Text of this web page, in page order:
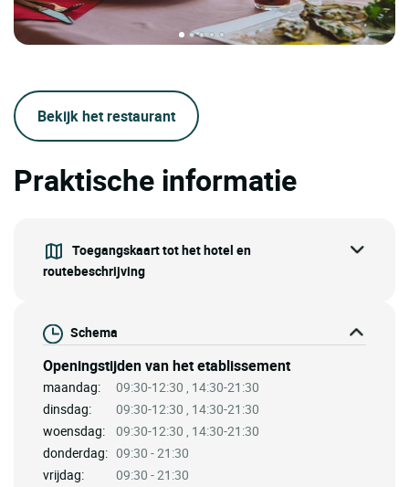
Bekijk het restaurant
Praktische informatie
Toegangskaart tot het hotel en
routebeschrijving
Schema
Openingstijden van het etablissement
maandag:
09:30-12:30 , 14:30-21:30
dinsdag:
09:30-12:30 , 14:30-21:30
woensdag:
09:30-12:30 , 14:30-21:30
donderdag: 09:30 - 21:30
vrijdag:
09:30 - 21:30